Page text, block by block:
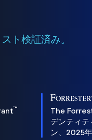
ト検証済み。
™
The
デンティ
ン、2025